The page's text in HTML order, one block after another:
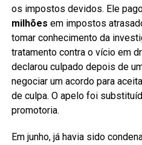
os impostos devidos. Ele
milhões em impostos
tomar conhecimento da
tratamento contra o vício em
declarou culpado depois de
negociar um acordo para
de culpa. O apelo foi
promotoria.
Em junho, já havia sido